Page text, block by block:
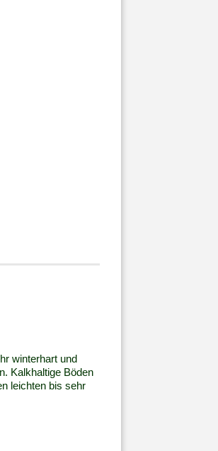
winterhart und
Kalkhaltige Böden
leichten bis sehr